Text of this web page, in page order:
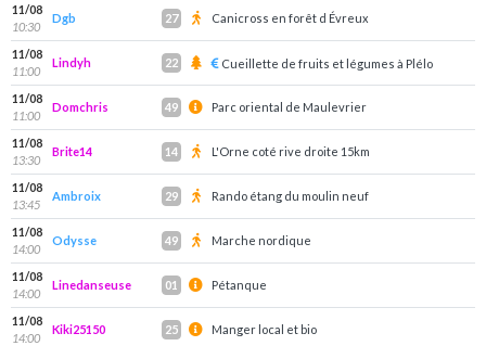
11/08
10:30
Dgb 27 Canicross en forêt d Évreux
11/08
11:00
Lindyh 22 Cueillette de fruits et légumes à Plélo
11/08
11:00
Domchris 49 Parc oriental de Maulevrier
11/08
13:30
Brite14 14 L'Orne coté rive droite 15km
11/08
13:45
Ambroix 29 Rando étang du moulin neuf
11/08
14:00
Odysse 49 Marche nordique
11/08
14:00
Linedanseuse 01 Pétanque
11/08
14:00
Kiki25150 25 Manger local et bio